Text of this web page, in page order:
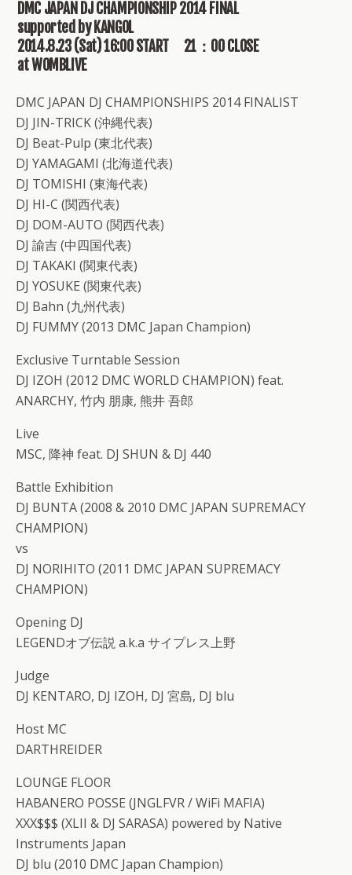
DMC JAPAN DJ CHAMPIONSHIP 2014 FINAL
supported by KANGOL
2014.8.23 (Sat) 16:00 START 21：00 CLOSE
at WOMBLIVE
DMC JAPAN DJ CHAMPIONSHIPS 2014 FINALIST
DJ JIN-TRICK (沖縄代表)
DJ Beat-Pulp (東北代表)
DJ YAMAGAMI (北海道代表)
DJ TOMISHI (東海代表)
DJ HI-C (関西代表)
DJ DOM-AUTO (関西代表)
DJ 諭吉 (中四国代表)
DJ TAKAKI (関東代表)
DJ YOSUKE (関東代表)
DJ Bahn (九州代表)
DJ FUMMY (2013 DMC Japan Champion)
Exclusive Turntable Session
DJ IZOH (2012 DMC WORLD CHAMPION) feat.
ANARCHY, 竹内 朋康, 熊井 吾郎
Live
MSC, 降神 feat. DJ SHUN & DJ 440
Battle Exhibition
DJ BUNTA (2008 & 2010 DMC JAPAN SUPREMACY
CHAMPION)
vs
DJ NORIHITO (2011 DMC JAPAN SUPREMACY
CHAMPION)
Opening DJ
LEGENDオブ伝説 a.k.a サイプレス上野
Judge
DJ KENTARO, DJ IZOH, DJ 宮島, DJ blu
Host MC
DARTHREIDER
LOUNGE FLOOR
HABANERO POSSE (JNGLFVR / WiFi MAFIA)
XXX$$$ (XLII & DJ SARASA) powered by Native
Instruments Japan
DJ blu (2010 DMC Japan Champion)